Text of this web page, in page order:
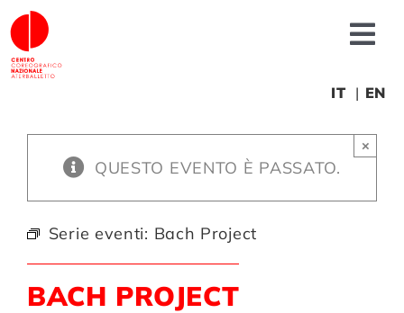
Salta
al
contenuto
IT EN
QUESTO EVENTO È PASSATO.
×
Serie eventi: Bach Project
BACH PROJECT